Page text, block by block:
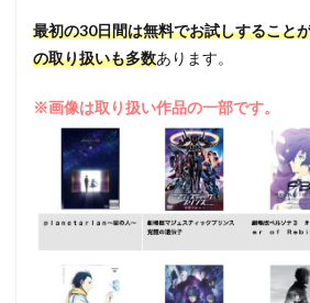
最初の30日間は無料でお試しすること
の取り扱いも多数あります。
※画像は取り扱い作品の一部です。